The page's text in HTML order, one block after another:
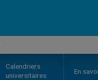
Calendriers
universitaires
En